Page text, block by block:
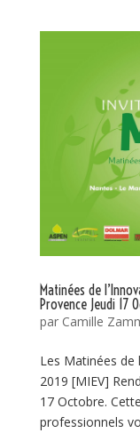
Matinées de
Provence Jeudi 17
par Camille
Les Matinées de
2019 [MIEV]
17 Octobre.
professionnels